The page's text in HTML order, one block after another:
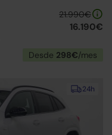
21.990€
16.190€
Desde 298€/mes
24h